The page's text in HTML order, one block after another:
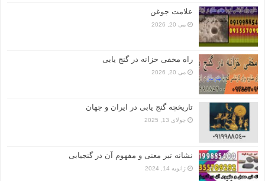
علامت جوغن
می 20, 2026
راه مخفی خزانه در گنج یابی
می 20, 2026
تاریخچه گنج‌ یابی در ایران و جهان
جولای 13, 2025
نشانه تبر معنی و مفهوم آن در گنجیابی
ژانویه 14, 2024